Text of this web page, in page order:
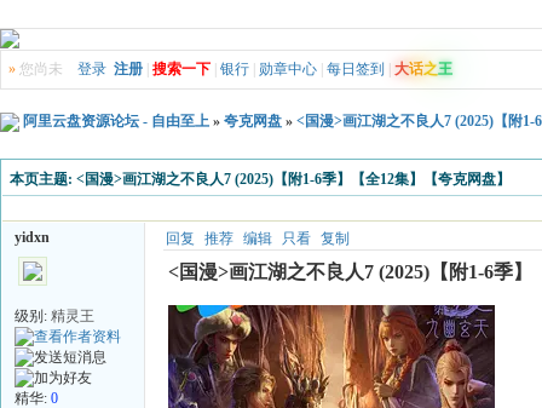
» 您尚未 登录 注册 搜索一下 银行 勋章中心 每日签到 大话之王
阿里云盘资源论坛 - 自由至上 » 夸克网盘 » <国漫>画江湖之不良人7 (2025)【附
本页主题: <国漫>画江湖之不良人7 (2025)【附1-6季】【全12集】【夸克网盘】
yidxn
级别: 精灵王
精华: 0
回复 推荐 编辑 只看 复制
<国漫>画江湖之不良人7 (2025)【附1-6季